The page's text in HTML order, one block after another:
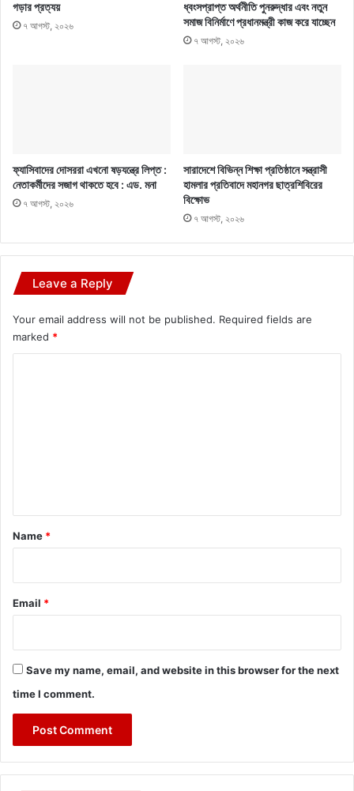
গড়ার প্রত্যয়
৭ আগস্ট, ২০২৬
ধ্বংসপ্রাপ্ত অর্থনীতি পুনরুদ্ধার এবং নতুন
সমাজ বিনির্মাণে প্রধানমন্ত্রী কাজ করে যাচ্ছেন
৭ আগস্ট, ২০২৬
ফ্যাসিবাদের দোসররা এখনো ষড়যন্ত্রে লিপ্ত :
নেতাকর্মীদের সজাগ থাকতে হবে : এড. মনা
৭ আগস্ট, ২০২৬
সারাদেশে বিভিন্ন শিক্ষা প্রতিষ্ঠানে সন্ত্রাসী
হামলার প্রতিবাদে মহানগর ছাত্রশিবিরের
বিক্ষোভ
৭ আগস্ট, ২০২৬
Leave a Reply
Your email address will not be published. Required fields are
marked *
*
Name *
Email *
Save my name, email, and website in this browser for the next
time I comment.